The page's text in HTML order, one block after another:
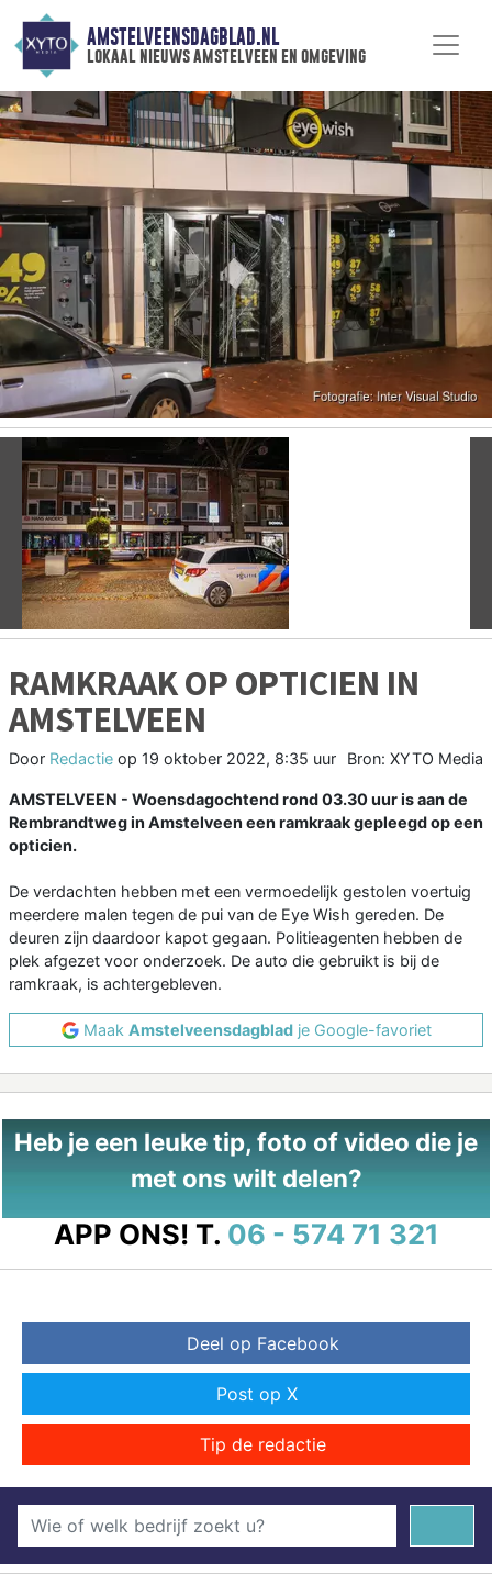
AMSTELVEENSDAGBLAD.NL
lokaal nieuws amstelveen en omgeving
Vorige
RAMKRAAK OP OPTICIEN IN
AMSTELVEEN
Door Redactie op 19 oktober 2022, 8:35 uur Bron: XYTO Media
AMSTELVEEN - Woensdagochtend rond 03.30 uur is aan de
Rembrandtweg in Amstelveen een ramkraak gepleegd op een
opticien.
De verdachten hebben met een vermoedelijk gestolen voertuig
meerdere malen tegen de pui van de Eye Wish gereden. De
deuren zijn daardoor kapot gegaan. Politieagenten hebben de
plek afgezet voor onderzoek. De auto die gebruikt is bij de
ramkraak, is achtergebleven.
Maak Amstelveensdagbladje Google-favoriet
Heb je een leuke tip, foto of video die je
met ons wilt delen?
APP ONS! T. 06 - 574 71 321
Deel op Facebook
Post op X
Tip de redactie